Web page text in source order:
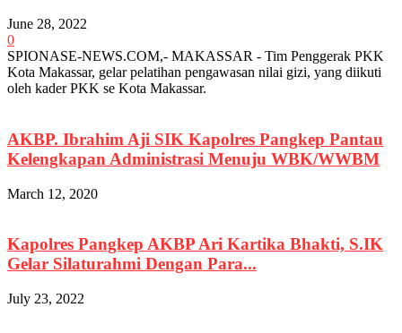
June 28, 2022
0
SPIONASE-NEWS.COM,- MAKASSAR - Tim Penggerak PKK
Kota Makassar, gelar pelatihan pengawasan nilai gizi, yang diikuti
oleh kader PKK se Kota Makassar.
AKBP. Ibrahim Aji SIK Kapolres Pangkep Pantau
Kelengkapan Administrasi Menuju WBK/WWBM
March 12, 2020
Kapolres Pangkep AKBP Ari Kartika Bhakti, S.IK
Gelar Silaturahmi Dengan Para...
July 23, 2022